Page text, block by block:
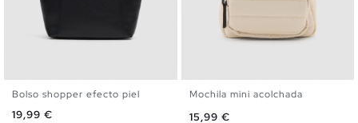
U
Bolso shopper efecto piel
Precio
19,99 €
U
Mochila mini acolchada
Precio
15,99 €